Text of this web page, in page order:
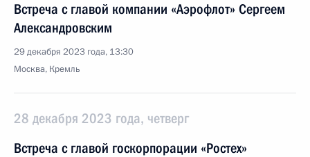
Встреча с главой компании «Аэрофлот» Сергеем
Александровским
29 декабря 2023 года, 13:30
Москва, Кремль
28 декабря 2023 года, четверг
Встреча с главой госкорпорации «Ростех»